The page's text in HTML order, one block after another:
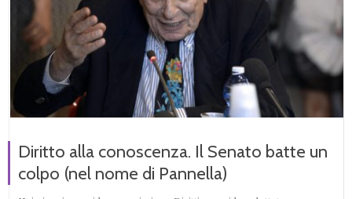
Diritto alla conoscenza. Il Senato batte un
colpo (nel nome di Pannella)